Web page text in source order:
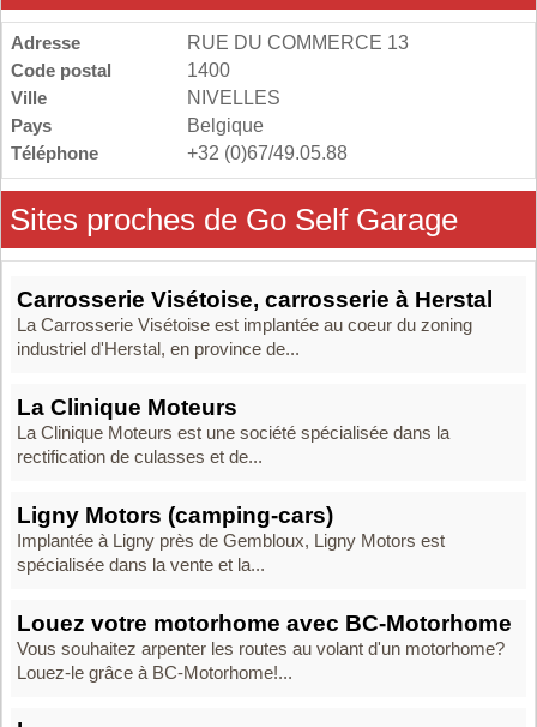
Adresse
RUE DU COMMERCE 13
Code postal
1400
Ville
NIVELLES
Pays
Belgique
Téléphone
+32 (0)67/49.05.88
Sites proches de Go Self Garage
Carrosserie Visétoise, carrosserie à Herstal
La Carrosserie Visétoise est implantée au coeur du zoning
industriel d'Herstal, en province de...
La Clinique Moteurs
La Clinique Moteurs est une société spécialisée dans la
rectification de culasses et de...
Ligny Motors (camping-cars)
Implantée à Ligny près de Gembloux, Ligny Motors est
spécialisée dans la vente et la...
Louez votre motorhome avec BC-Motorhome
Vous souhaitez arpenter les routes au volant d'un motorhome?
Louez-le grâce à BC-Motorhome!...